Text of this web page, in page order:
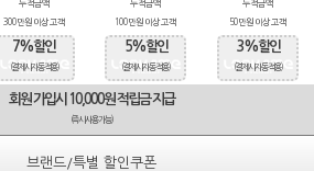
누적금액
300만원 이상 고객
누적금액
100만원 이상 고객
누적금액
50만원 이상 고객
7%할인
(결제시 자동적용)
5%할인
(결제시 자동적용)
3%할인
(결제시 자동적용)
회원 가입시 10,000원 적립금 지급
(즉시사용가능)
브랜드/특별 할인쿠폰